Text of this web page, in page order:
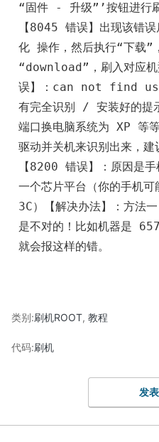
“固件 - 升级”’按钮进行
【8045 错误】出现该错
化 操作，然后执行“下载”
“download”，刷入对应
误】：can not find
有完全识别 / 安装好的提
端口换电脑系统为 XP 等
驱动并关机来识别出来，
【8200 错误】：原因是
一个芯片平台（你的手机
3C）【解决办法】：方法
是不对的！比如机器是
就会报这样的错。
类别:刷机ROOT, 教程
代码:刷机
发